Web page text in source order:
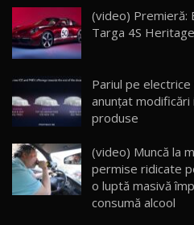
ZEEKR 009:
Van Electric
26:38
25
mai Exclusiv și
Moldova
32:21
26
AutoBlog.MD
10:57
Test Drive:
conduci un
(video) Premieră:
Targa 4S
Pariul pe
anunțat
produse
(video) Muncă la
permise ridicate
o luptă masivă
consumă alcool